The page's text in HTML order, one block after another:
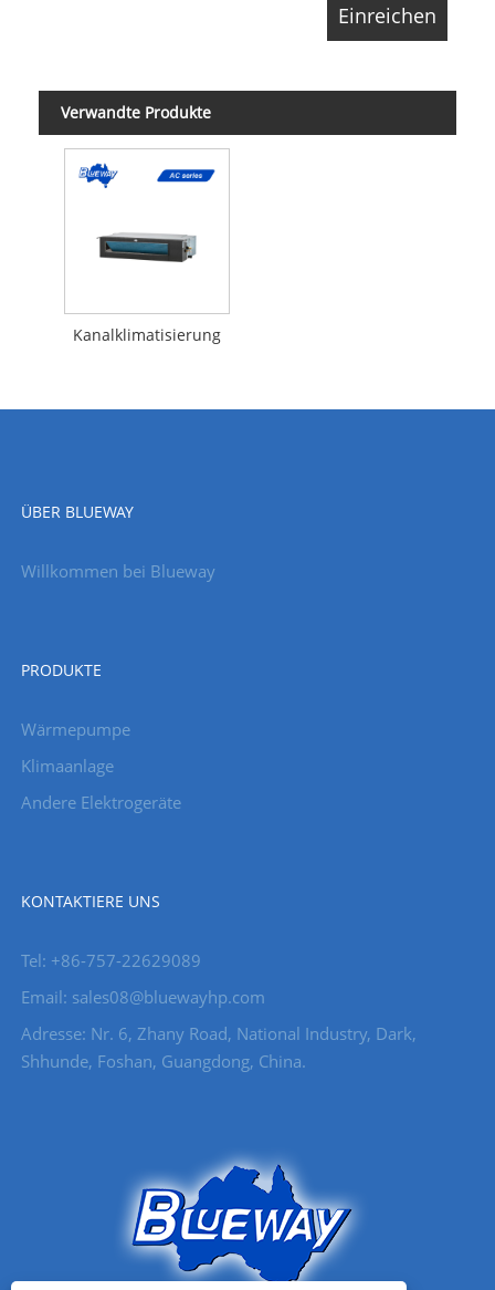
Verwandte Produkte
Kanalklimatisierung
ÜBER BLUEWAY
Willkommen bei Blueway
PRODUKTE
Wärmepumpe
Klimaanlage
Andere Elektrogeräte
KONTAKTIERE UNS
Tel: +86-757-22629089
Email: sales08@bluewayhp.com
Adresse: Nr. 6, Zhany Road, National Industry, Dark,
Shhunde, Foshan, Guangdong, China.